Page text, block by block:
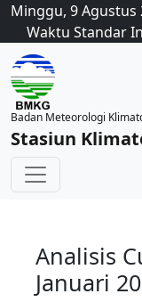
Minggu, 9 Agustus
Waktu Standar
Badan Meteorologi
Stasiun
Analisis
Januari